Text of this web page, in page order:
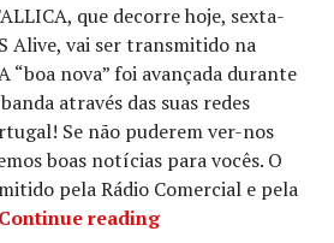
que decorre hoje, sexta-
Alive, vai ser transmitido na
“boa nova” foi avançada durante
através das suas redes
Se não puderem ver-nos
boas notícias para vocês. O
pela Rádio Comercial e pela
Continue readingO concerto dos